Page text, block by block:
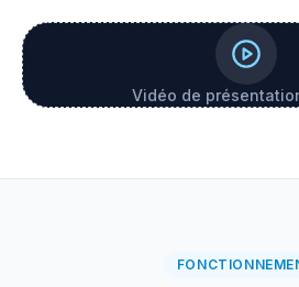
Vidéo de